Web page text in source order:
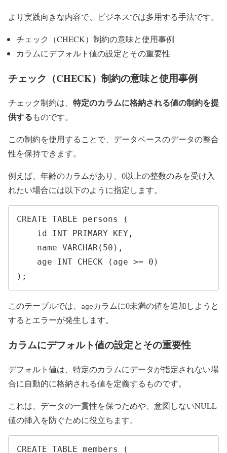
より実践向きな内容で、ビジネスでは多用する手法です。
チェック（CHECK）制約の意味と使用事例
カラムにデフォルト値の設定とその重要性
チェック（CHECK）制約の意味と使用事例
チェック制約は、 特定のカラムに格納される値の制約を提
供するものです。
この制約を使用することで、データベースのデータの整合
性を保持できます。
例えば、年齢のカラムがあり、0以上の整数のみを受け入
れたい場合には以下のように指定します。
CREATE TABLE persons (
);
このテーブルでは、 age カラムに0未満の値を追加しようと
するとエラーが発生します。
カラムにデフォルト値の設定とその重要性
デフォルト値は、特定のカラムにデータが指定されない場
合に自動的に格納される値を定義するものです。
これは、データの一貫性を保つためや、意図しないNULL
値の挿入を防ぐために役立ちます。
CREATE TABLE members (